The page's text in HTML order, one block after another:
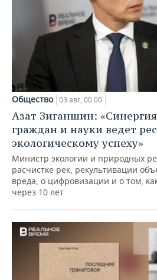
Общество 03 авг, 00:00
Азат Зиганшин:
граждан и науки ведет
экологическому успеху»
Министр экологии и природных
расчистке рек, рекультивации
вреда, о цифровизации и о том,
через 10 лет